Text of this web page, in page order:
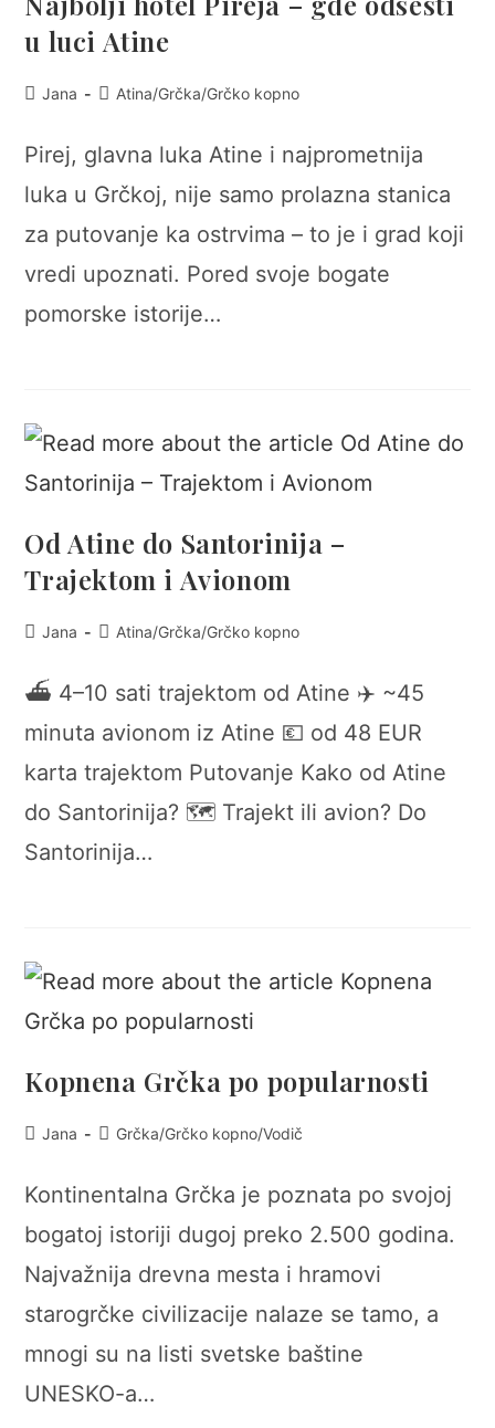
u luci Atine
PostJana
PostAtina/Grčka/Grčko kopno
Pirej, glavna luka Atine i najprometnija
luka u Grčkoj, nije samo prolazna stanica
za putovanje ka ostrvima – to je i grad koji
vredi upoznati. Pored svoje bogate
pomorske istorije…
Od Atine do Santorinija –
Trajektom i Avionom
PostJana
PostAtina/Grčka/Grčko kopno
⛴️ 4–10 sati trajektom od Atine ✈️ ~45
minuta avionom iz Atine 💶 od 48 EUR
karta trajektom Putovanje Kako od Atine
do Santorinija? 🗺️ Trajekt ili avion? Do
Santorinija…
Kopnena Grčka po popularnosti
PostJana
PostGrčka/Grčko kopno/Vodič
Kontinentalna Grčka je poznata po svojoj
bogatoj istoriji dugoj preko 2.500 godina.
Najvažnija drevna mesta i hramovi
starogrčke civilizacije nalaze se tamo, a
mnogi su na listi svetske baštine
UNESKO-a…